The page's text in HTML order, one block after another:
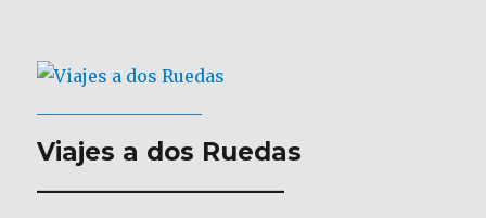
Viajes a dos Ruedas
___________________